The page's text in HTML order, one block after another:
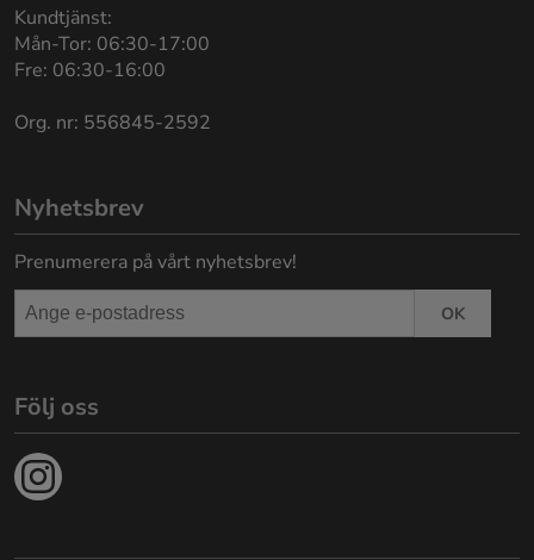
Kundtjänst:
Mån-Tor: 06:30-17:00
Fre: 06:30-16:00
Org. nr: 556845-2592
Nyhetsbrev
Prenumerera på vårt nyhetsbrev!
OK
Följ oss